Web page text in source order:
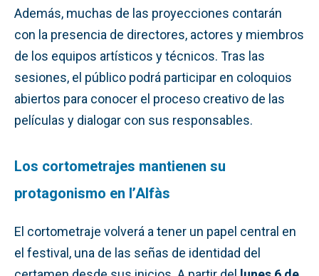
Además, muchas de las proyecciones contarán
con la presencia de directores, actores y miembros
de los equipos artísticos y técnicos. Tras las
sesiones, el público podrá participar en coloquios
abiertos para conocer el proceso creativo de las
películas y dialogar con sus responsables.
Los cortometrajes mantienen su
protagonismo en l’Alfàs
El cortometraje volverá a tener un papel central en
el festival, una de las señas de identidad del